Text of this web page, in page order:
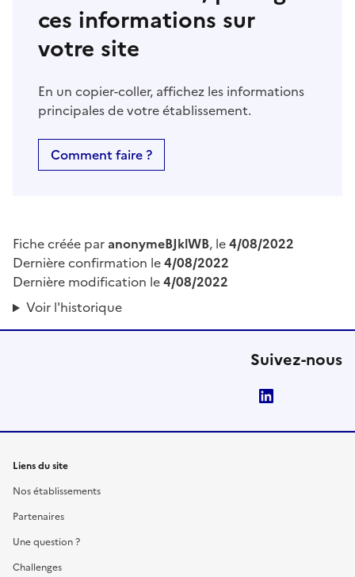
ces informations sur
votre site
En un copier-coller, affichez les informations
principales de votre établissement.
Comment faire ?
Fiche créée paranonymeBJklWB, le4/08/2022
Dernière confirmation le4/08/2022
Dernière modification le4/08/2022
Voir l'historique
Suivez-nous
Liens du site
Nos établissements
Partenaires
Une question ?
Challenges